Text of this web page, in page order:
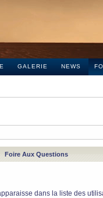
GALERIE NEWS
Foire Aux Questions
dans la liste des